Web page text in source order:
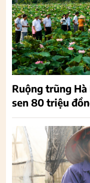
Ruộng trũng
sen 80 triệu